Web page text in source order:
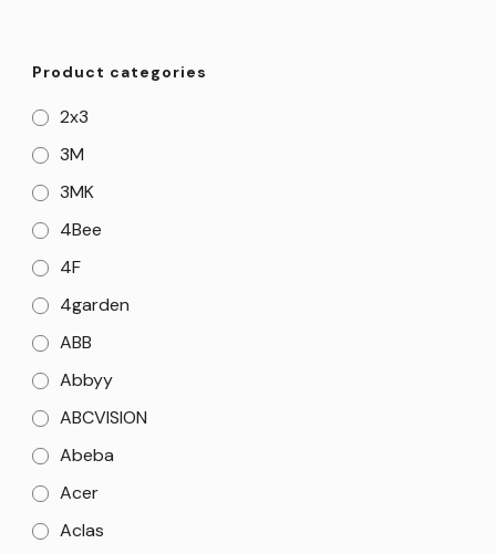
Product categories
2x3
3M
3MK
4Bee
4F
4garden
ABB
Abbyy
ABCVISION
Abeba
Acer
Aclas